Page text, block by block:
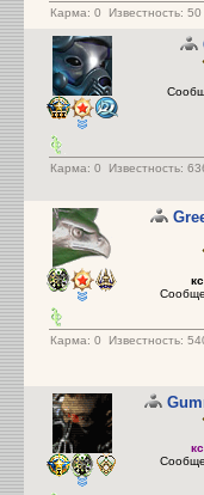
Карма: 0 Известность: 50
Карма: 0 Известность:
Карма: 0 Известность: